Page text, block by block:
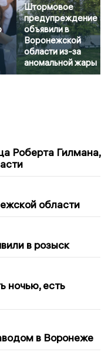
Штормовое
предупреждение
объявили в
Воронежской
области из-за
аномальной жары
Роберта Гилмана,
области
в розыск
ночью, есть
в Воронеже